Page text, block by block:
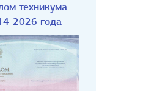
техникума
2026 года